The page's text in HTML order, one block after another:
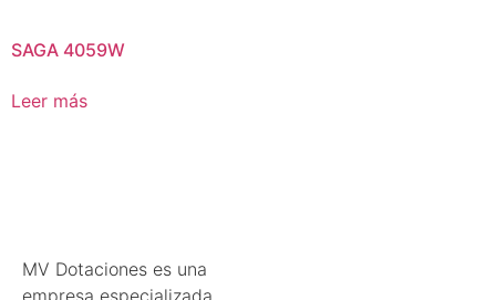
SAGA 4059W
Leer más
MV Dotaciones es una
empresa especializada